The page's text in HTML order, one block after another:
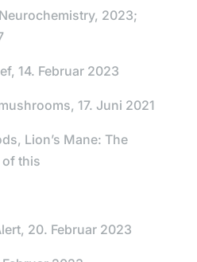
2023;
14. Februar 2023
17. Juni 2021
Mane: The
of this
20. Februar 2023